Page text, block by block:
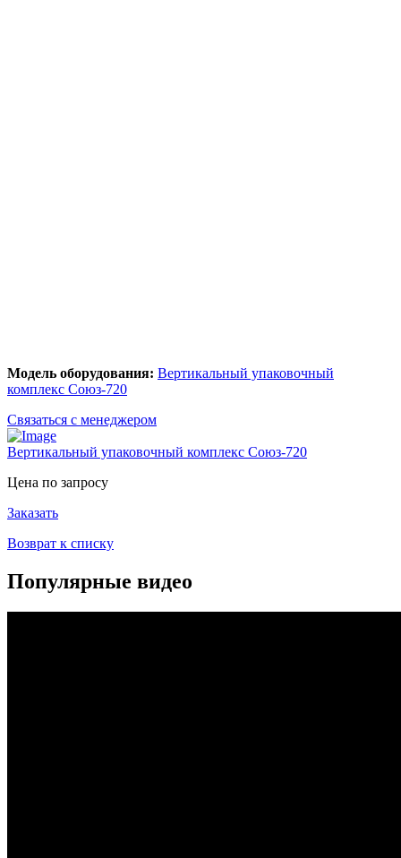
Модель оборудования: Вертикальный упаковочный
комплекс Союз-720
Связаться с менеджером
Вертикальный упаковочный комплекс Союз-720
Цена по запросу
Заказать
Возврат к списку
Популярные видео